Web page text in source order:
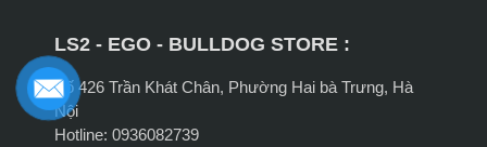
LS2 - EGO - BULLDOG STORE :
Số 426 Trần Khát Chân, Phường Hai bà Trưng, Hà
Nội
Hotline: 0936082739